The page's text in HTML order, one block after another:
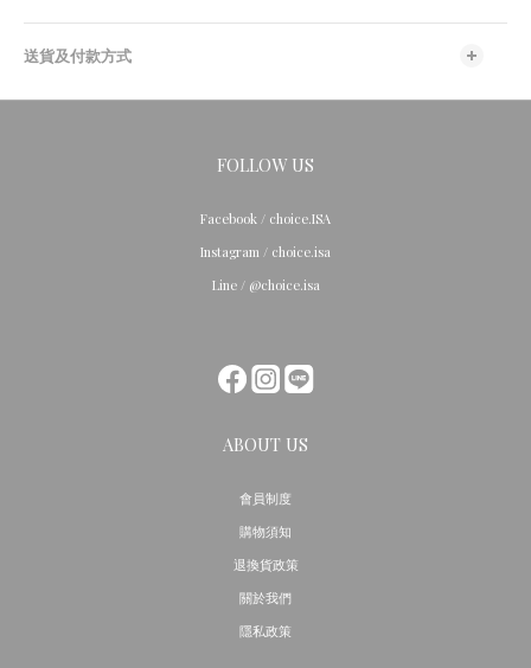
送貨及付款方式
FOLLOW US
Facebook / choice.ISA
Instagram / choice.isa
Line / @choice.isa
ABOUT US
會員制度
購物須知
退換貨政策
關於我們
隱私政策